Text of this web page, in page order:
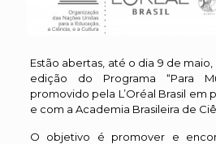
Estão abertas, até o dia 9 de maio,
edição do Programa “Para
promovido pela L’Oréal Brasil em
e com a Academia Brasileira de
O objetivo é promover e